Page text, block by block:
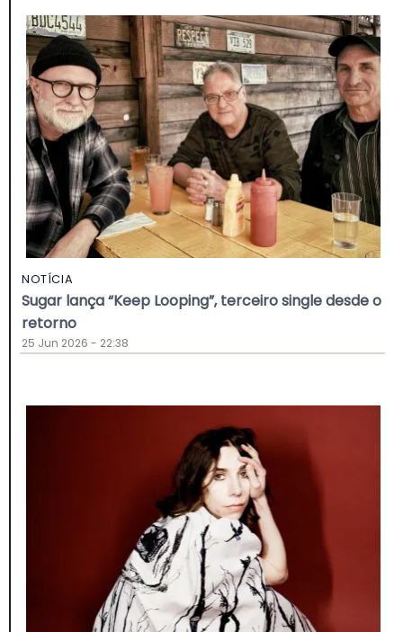
NOTÍCIA
Sugar lança “Keep Looping”, terceiro single desde o
retorno
25 Jun 2026 - 22:38